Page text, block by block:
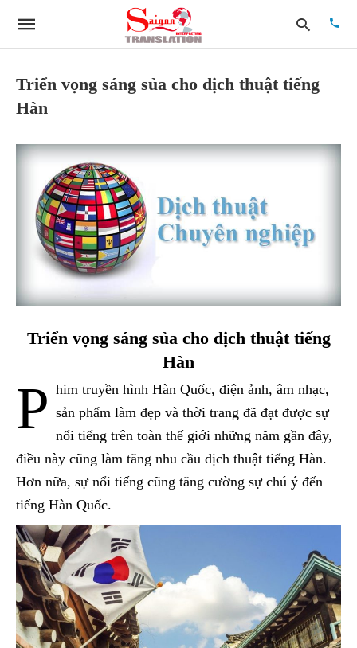
Triển vọng sáng sủa cho dịch thuật tiếng
Hàn
Triển vọng sáng sủa cho dịch thuật tiếng
Hàn
P him truyền hình Hàn Quốc, điện ảnh, âm nhạc,
sản phẩm làm đẹp và thời trang đã đạt được sự
nổi tiếng trên toàn thế giới những năm gần đây,
điều này cũng làm tăng nhu cầu dịch thuật tiếng Hàn.
Hơn nữa, sự nổi tiếng cũng tăng cường sự chú ý đến
tiếng Hàn Quốc.